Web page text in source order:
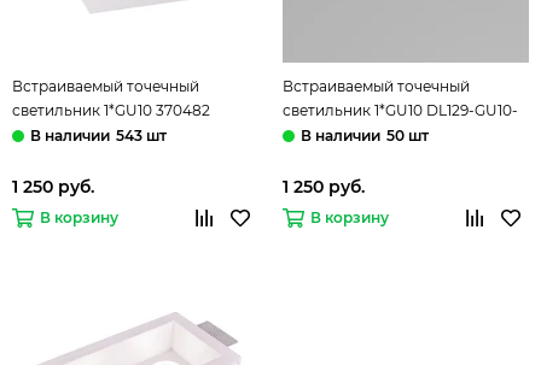
Встраиваемый точечный
светильник 1*GU10 370482
белый Yeso Novotech
543 шт
1 250 руб.
В корзину
Встраиваемый точечный
светильник 1*GU10 DL129-GU10-
01-W белый Gyps Modern
50 шт
1 250 руб.
В корзину